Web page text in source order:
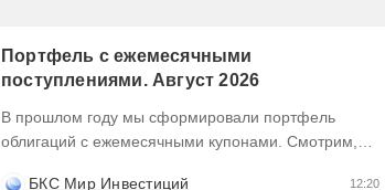
Портфель с ежемесячными
поступлениями. Август 2026
В прошлом году мы сформировали портфель
облигаций с ежемесячными купонами. Смотрим,
БКС Мир Инвестиций 12:20